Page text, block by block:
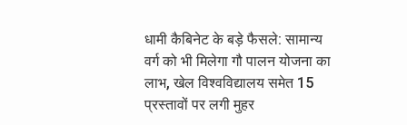
धामी कैबिनेट के बड़े फैसले: सामान्य
वर्ग को भी मिलेगा गौ पालन योजना का
लाभ, खेल विश्वविद्यालय समेत 15
प्रस्तावों पर लगी मुहर